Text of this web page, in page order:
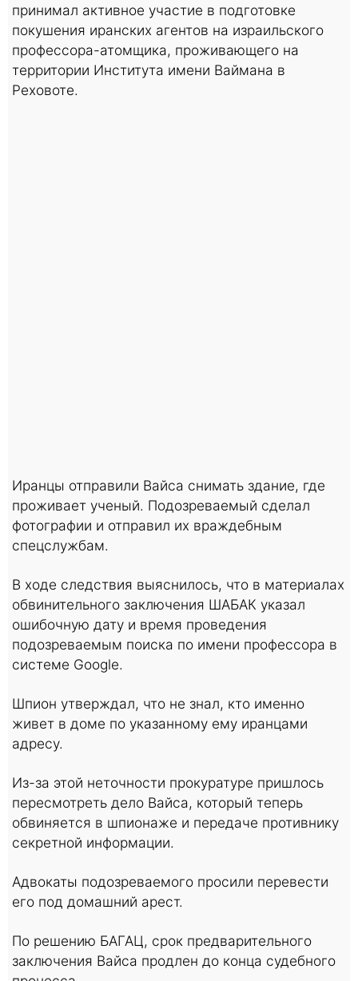
принимал активное участие в подготовке
покушения иранских агентов на израильского
профессора-атомщика, проживающего на
территории Института имени Ваймана в
Реховоте.
Иранцы отправили Вайса снимать здание, где
проживает ученый. Подозреваемый сделал
фотографии и отправил их враждебным
спецслужбам.
В ходе следствия выяснилось, что в материалах
обвинительного заключения ШАБАК указал
ошибочную дату и время проведения
подозреваемым поиска по имени профессора в
системе Google.
Шпион утверждал, что не знал, кто именно
живет в доме по указанному ему иранцами
адресу.
Из-за этой неточности прокуратуре пришлось
пересмотреть дело Вайса, который теперь
обвиняется в шпионаже и передаче противнику
секретной информации.
Адвокаты подозреваемого просили перевести
его под домашний арест.
По решению БАГАЦ, срок предварительного
заключения Вайса продлен до конца судебного